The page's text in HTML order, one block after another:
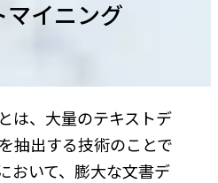
マイニング
は、大量のテキストデ
抽出する技術のことで
おいて、膨大な文書デ